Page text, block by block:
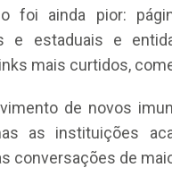
foi ainda pior:
e estaduais e
mais curtidos,
de novos
as instituições
conversações de